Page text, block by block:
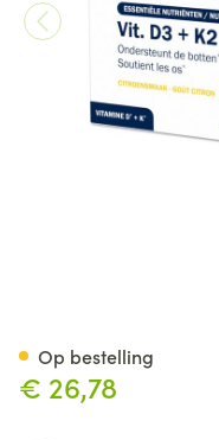
€ 26,78
Op bestelling